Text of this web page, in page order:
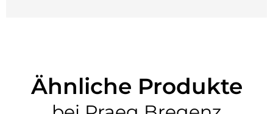
Ähnliche Produkte